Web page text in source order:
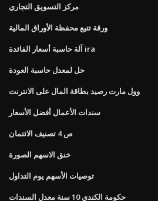
مركز التسويق التجاري
ورقة تتبع محفظة الأوراق المالية
آلة حاسبة أسعار الفائدة ira
حل لمعدل حاسبة العودة
وول مارت رصيد بطاقة المال على الانترنت
سندات الأعمال أفضل الأسعار
ص 4 تصنيف الائتمان
خنق الاسهم الصورة
توصيات الأسهم يوم التداول
حكومة الكندي 10 سنة معدل السندات